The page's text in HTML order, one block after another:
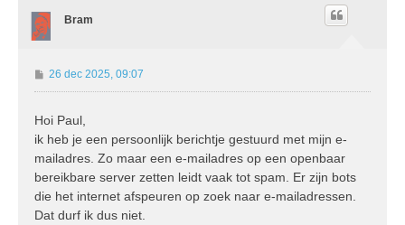
Bram
B
e
i
c
h
26 dec 2025, 09:07
Hoi Paul,
ik heb je een persoonlijk berichtje gestuurd met mijn e-
mailadres. Zo maar een e-mailadres op een openbaar
bereikbare server zetten leidt vaak tot spam. Er zijn bots
die het internet afspeuren op zoek naar e-mailadressen.
Dat durf ik dus niet.